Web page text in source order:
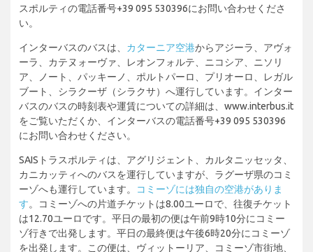
スポルティの電話番号+39 095 530396にお問い合わせくださ
い。
インターバスのバスは、 カターニア空港からアジーラ、アヴォ
ーラ、カテヌォーヴァ、レオンフォルテ、ニコシア、ニソリ
ア、ノート、パッキーノ、ポルトパーロ、プリオーロ、レガル
ブート、シラクーザ（シラクサ）へ運行しています。インター
バスのバスの時刻表や運賃についての詳細は、www.interbus.it
をご覧いただくか、インターバスの電話番号+39 095 530396
にお問い合わせください。
SAISトラスポルティは、アグリジェント、カルタニッセッタ、
カニカッティへのバスを運行していますが、ラグーザ県のコミ
ーゾへも運行しています。
コミーゾには独自の空港がありま
す。コミーゾへの片道チケットは8.00ユーロで、往復チケット
は12.70ユーロです。平日の最初の便は午前9時10分にコミー
ゾ行きで出発します。平日の最終便は午後6時20分にコミーゾ
を出発します。この便は、ヴィットーリア、コミーゾ市街地、